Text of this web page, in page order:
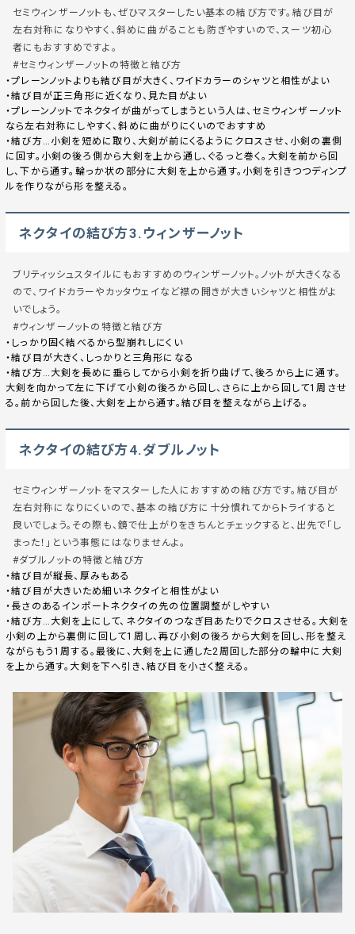
セミウィンザーノットも、ぜひマスターしたい基本の結び方です。結び目が
左右対称になりやすく、斜めに曲がることも防ぎやすいので、スーツ初心
者にもおすすめですよ。
#セミウィンザーノットの特徴と結び方
・プレーンノットよりも結び目が大きく、ワイドカラーのシャツと相性がよい
・結び目が正三角形に近くなり、見た目がよい
・プレーンノットでネクタイが曲がってしまうという人は、セミウィンザーノット
なら左右対称にしやすく、斜めに曲がりにくいのでおすすめ
・結び方…小剣を短めに取り、大剣が前にくるようにクロスさせ、小剣の裏側
に回す。小剣の後ろ側から大剣を上から通し、ぐるっと巻く。大剣を前から回
し、下から通す。輪っか状の部分に大剣を上から通す。小剣を引きつつディンプ
ルを作りながら形を整える。
ネクタイの結び方3.ウィンザーノット
ブリティッシュスタイルにもおすすめのウィンザーノット。ノットが大きくなる
ので、ワイドカラーやカッタウェイなど襟の開きが大きいシャツと相性がよ
いでしょう。
#ウィンザーノットの特徴と結び方
・しっかり固く結べるから型崩れしにくい
・結び目が大きく、しっかりと三角形になる
・結び方…大剣を長めに垂らしてから小剣を折り曲げて、後ろから上に通す。
大剣を向かって左に下げて小剣の後ろから回し、さらに上から回して1周させ
る。前から回した後、大剣を上から通す。結び目を整えながら上げる。
ネクタイの結び方4.ダブルノット
セミウィンザーノットをマスターした人におすすめの結び方です。結び目が
左右対称になりにくいので、基本の結び方に十分慣れてからトライすると
良いでしょう。その際も、鏡で仕上がりをきちんとチェックすると、出先で「し
まった！」という事態にはなりませんよ。
#ダブルノットの特徴と結び方
・結び目が縦長、厚みもある
・結び目が大きいため細いネクタイと相性がよい
・長さのあるインポートネクタイの先の位置調整がしやすい
・結び方…大剣を上にして、ネクタイのつなぎ目あたりでクロスさせる。大剣を
小剣の上から裏側に回して1周し、再び小剣の後ろから大剣を回し、形を整え
ながらもう1周する。最後に、大剣を上に通した2周回した部分の輪中に大剣
を上から通す。大剣を下へ引き、結び目を小さく整える。